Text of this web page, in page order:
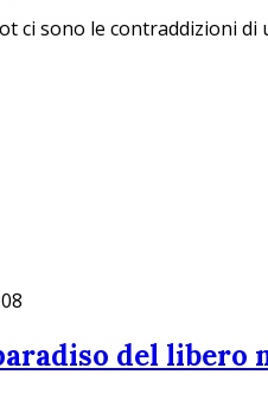
ci sono le contraddizioni
del libero